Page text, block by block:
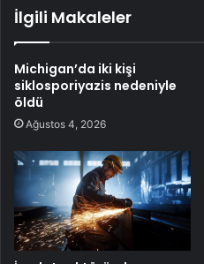
İlgili Makaleler
Michigan’da iki kişi
siklosporiyazis nedeniyle
öldü
Ağustos 4, 2026